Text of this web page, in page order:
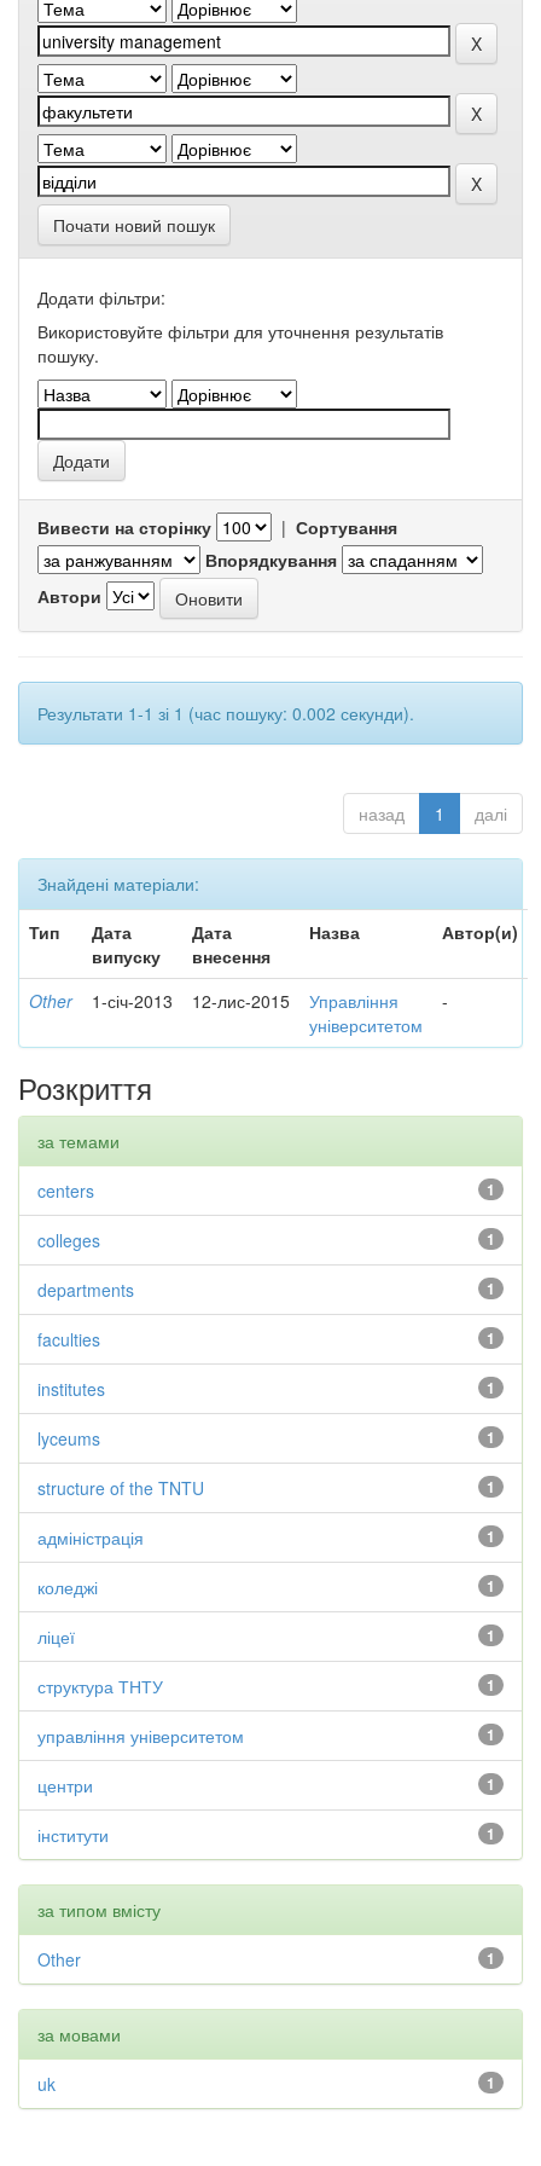
Почати новий пошук
Додати фільтри:
Використовуйте фільтри для уточнення результатів
пошуку.
Вивести на сторінку | Сортування
Впорядкування
Автори
Результати 1-1 зі 1 (час пошуку: 0.002 секунди).
назад 1 далі
Знайдені матеріали:
Тип
Дата
випуску
Дата
внесення
Назва Автор(и)
Other 1-січ-2013 12-лис-2015
Управління
університетом
-
Розкриття
за темами
1
centers
1
colleges
1
departments
1
faculties
1
institutes
1
lyceums
1
structure of the TNTU
1
адміністрація
1
коледжі
1
ліцеї
1
структура ТНТУ
1
управління університетом
1
центри
1
інститути
за типом вмісту
1
Other
за мовами
1
uk